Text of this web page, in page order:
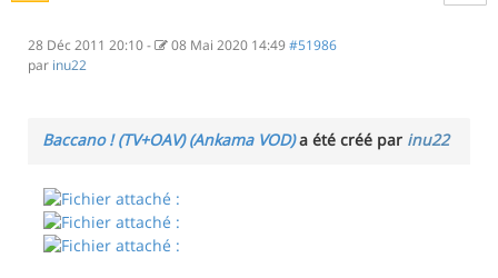
28 Déc 2011 20:10- 08 Mai 2020 14:49#51986
par inu22
Baccano ! (TV+OAV) (Ankama VOD)a été créé par inu22